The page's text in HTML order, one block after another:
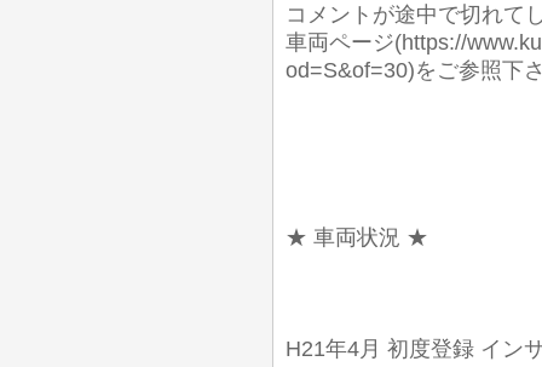
コメントが途中で切れて
車両ページ(https://
od=S&of=30)をご参照下
★ 車両状況 ★
H21年4月 初度登録 イン